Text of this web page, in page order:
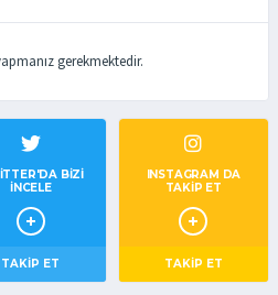
gerekmektedir.
BIZI
İNCELE
TAKIP ET
INSTAGRAM DA
TAKİP ET
TAKİP ET